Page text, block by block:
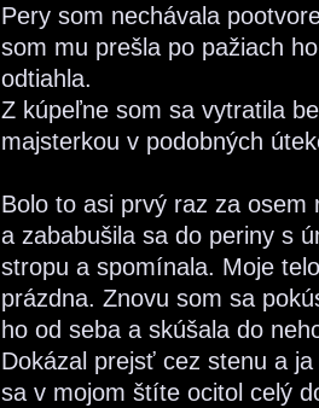
Pery som nechávala
som mu prešla po pažiach
odtiahla.
Z kúpeľne som sa vytratila
majsterkou v podobných
Bolo to asi prvý raz za
a zababušila sa do periny s
stropu a spomínala. Moje
prázdna. Znovu som sa
ho od seba a skúšala do
Dokázal prejsť cez stenu a
sa v mojom štíte ocitol celý